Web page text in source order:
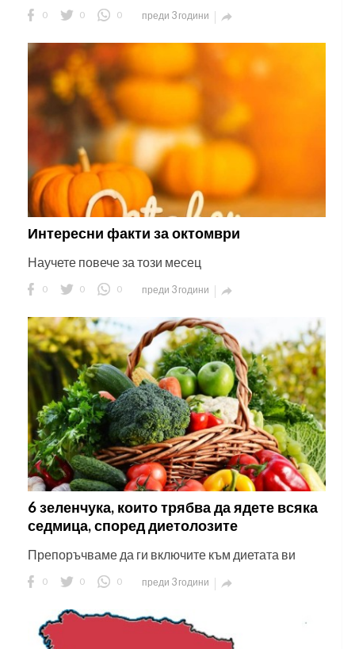
0 0 0 преди 3 години 
Интересни факти за октомври
Научете повече за този месец
0 0 0 преди 3 години 
6 зеленчука, които трябва да ядете всяка
седмица, според диетолозите
Препоръчваме да ги включите към диетата ви
0 0 0 преди 3 години 